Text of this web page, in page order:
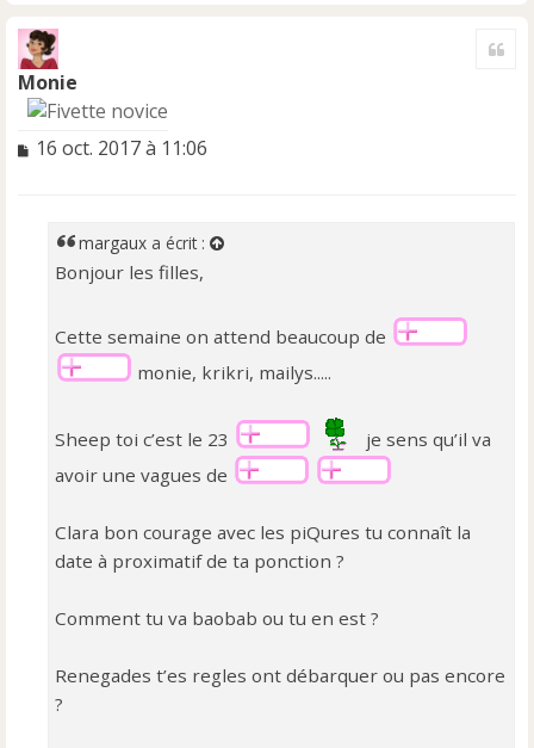
Monie
M
16 oct. 2017 à 11:06
margaux a écrit :
Bonjour les filles,
Cette semaine on attend beaucoup de
monie, krikri, mailys.....
Sheep toi c’est le 23
je sens qu’il va
avoir une vagues de
Clara bon courage avec les piQures tu connaît la
date à proximatif de ta ponction ?
Comment tu va baobab ou tu en est ?
Renegades t’es regles ont débarquer ou pas encore
?